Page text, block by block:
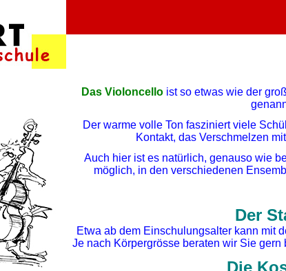
Das Violoncello ist so etwas wie der
Der warme volle Ton fasziniert viele
Kontakt, das Verschmelzen
Auch hier ist es natürlich, genauso wie
möglich, in den verschiedenen
Der
Etwa ab dem Einschulungsalter kann mit
Je nach Körpergrösse beraten wir Sie
Die